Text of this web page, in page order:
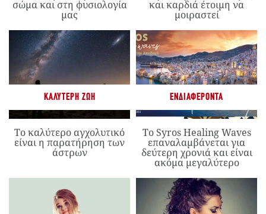
σώμα και στη φυσιολογία
μας
και καρδιά έτοιμη να
μοιραστεί
ΚΑΛΎΤΕΡΗ ΖΩΉ
Το καλύτερο αγχολυτικό
είναι η παρατήρηση των
άστρων
ΕΝΔΙΑΦΈΡΟΝΤΑ
Το Syros Healing Waves
επαναλαμβάνεται για
δεύτερη χρονιά και είναι
ακόμα μεγαλύτερο